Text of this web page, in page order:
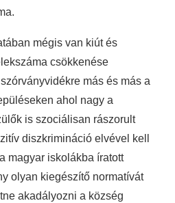
mégis van kiút és
csökkenése
más és más a
ahol nagy a
is szociálisan rászorult
diszkrimináció elvével kell
magyar iskolákba íratott
olyan kiegészítő normatívát
akadályozni a község